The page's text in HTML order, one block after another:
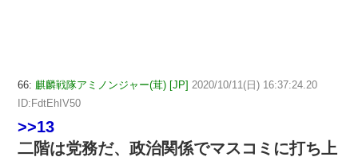
66: 麒麟戦隊アミノンジャー(茸) [JP] 2020/10/11(日) 16:37:24.20
ID:FdtEhIV50
>>13
二階は党務だ、政治関係でマスコミに打ち上